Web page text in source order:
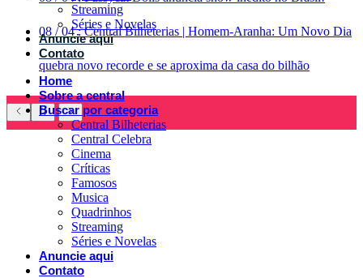
08 / 04 : Central Bilheterias | Homem-Aranha: Um Novo Dia
quebra novo recorde e se aproxima da casa do bilhão
Streaming
Séries e Novelas
Anuncie aqui
Contato
Home
Sobre a central
Buscar por categoria
Central Bilheterias
Central Celebra
Cinema
Críticas
Famosos
Musica
Quadrinhos
Streaming
Séries e Novelas
Anuncie aqui
Contato